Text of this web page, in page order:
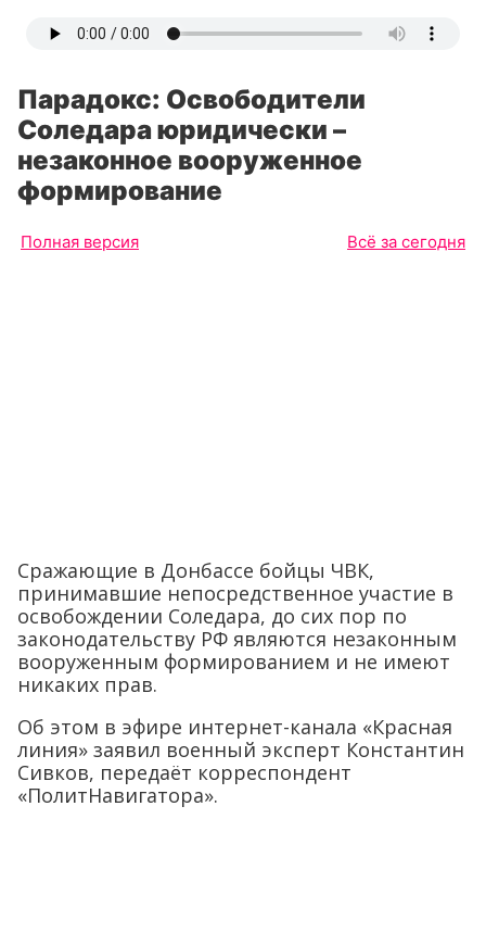
Парадокс: Освободители
Соледара юридически –
незаконное вооруженное
формирование
Полная версия Всё за сегодня
Сражающие в Донбассе бойцы ЧВК,
принимавшие непосредственное участие в
освобождении Соледара, до сих пор по
законодательству РФ являются незаконным
вооруженным формированием и не имеют
никаких прав.
Об этом в эфире интернет-канала «Красная
линия» заявил военный эксперт Константин
Сивков, передаёт корреспондент
«ПолитНавигатора».